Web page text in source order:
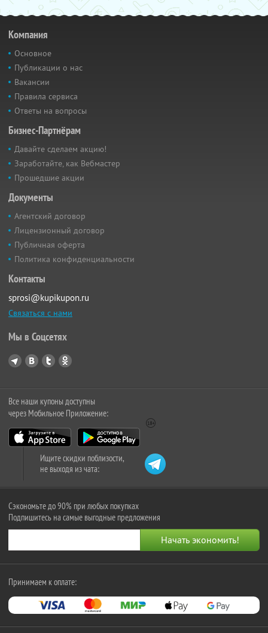
Компания
Основное
Публикации о нас
Вакансии
Правила сервиса
Ответы на вопросы
Бизнес-Партнёрам
Давайте сделаем акцию!
Заработайте, как Вебмастер
Прошедшие акции
Документы
Агентский договор
Лицензионный договор
Публичная оферта
Политика конфиденциальности
Контакты
sprosi@kupikupon.ru
Связаться с нами
Мы в Соцсетях
Все наши купоны доступны
через Мобильное Приложение:
Ищите скидки поблизости,
не выходя из чата:
Сэкономьте до 90% при любых покупках
Подпишитесь на самые выгодные предложения
Принимаем к оплате: